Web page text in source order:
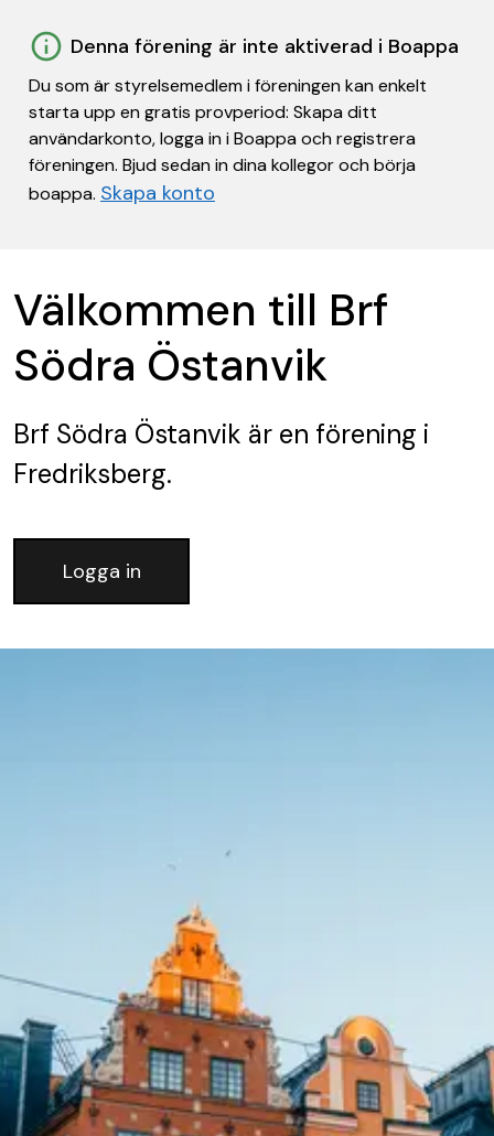
Denna förening är inte aktiverad i Boappa
Du som är styrelsemedlem i föreningen kan enkelt
starta upp en gratis provperiod: Skapa ditt
användarkonto, logga in i Boappa och registrera
föreningen. Bjud sedan in dina kollegor och börja
boappa. Skapa konto
Välkommen till Brf
Södra Östanvik
Brf Södra Östanvik är en förening i
Fredriksberg.
Logga in